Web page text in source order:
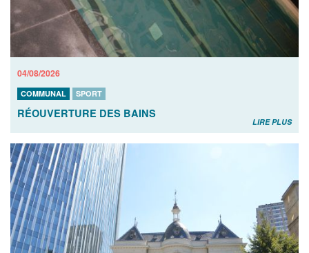
04/08/2026
COMMUNAL SPORT
RÉOUVERTURE DES BAINS
LIRE PLUS